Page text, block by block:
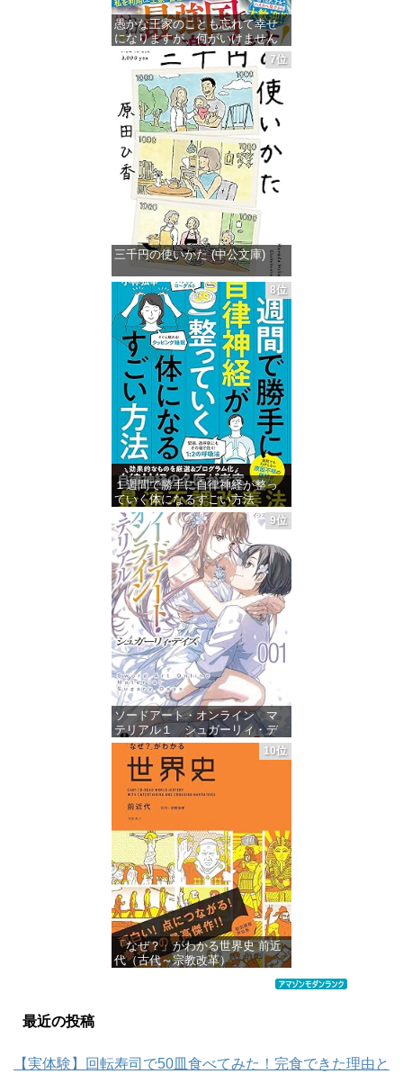
愚かな王家のことも忘れて幸せ
になりますが、何がいけません
の？～婚約破棄された隠れ才女
の完璧な人生計画～【電子限定
SS付き】 (ベリーズファンタジ
価格：¥1,455
7位
三千円の使いかた (中公文庫)
価格：¥862
8位
１週間で勝手に自律神経が整っ
ていく体になるすごい方法
価格：¥941
9位
ソードアート・オンライン マ
テリアル１ シュガーリィ・デ
イズ (電撃文庫)
10位
「なぜ？」がわかる世界史 前近
代（古代～宗教改革）
価格：¥1,426
最近の投稿
【実体験】回転寿司で50皿食べてみた！完食できた理由と